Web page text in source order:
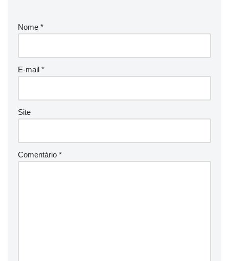
Nome *
E-mail *
Site
Comentário *